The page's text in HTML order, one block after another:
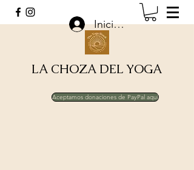
LA CHOZA DEL YOGA
Aceptamos donaciones de PayPal aquí
Iniciar sesión